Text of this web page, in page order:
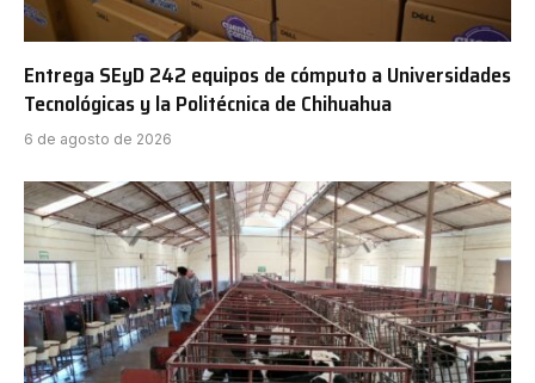
Entrega SEyD 242 equipos de cómputo a Universidades
Tecnológicas y la Politécnica de Chihuahua
6 de agosto de 2026